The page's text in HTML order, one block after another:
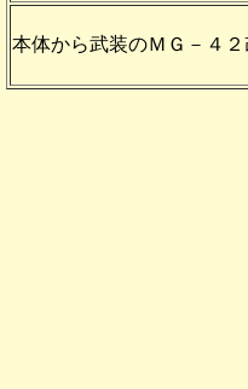
本体から武装のＭＧ－４